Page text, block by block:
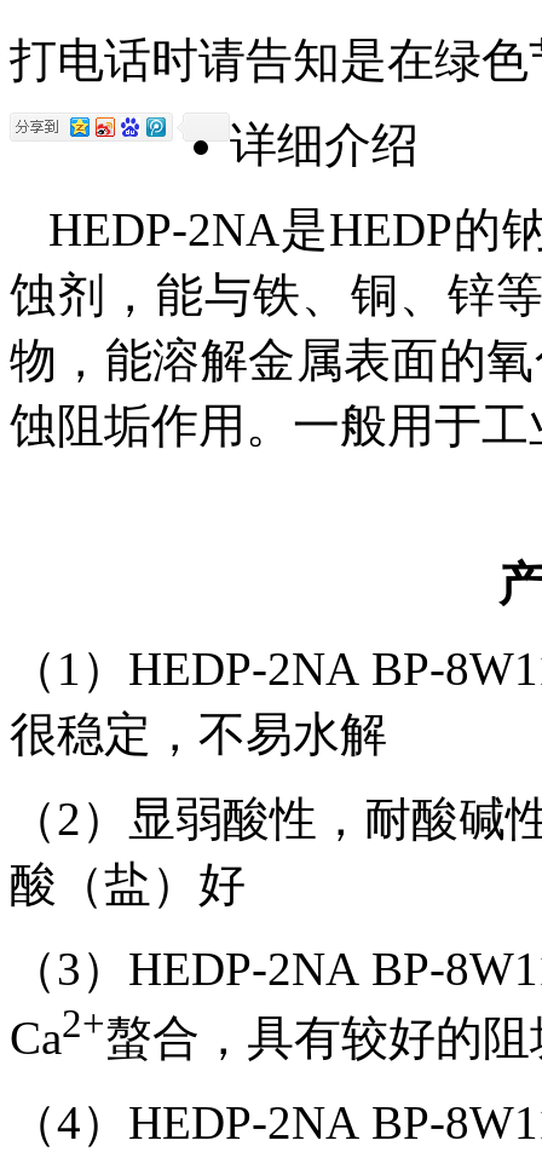
打电话时请告知是在绿
详细介绍
HEDP-2NA是HEDP的
蚀剂，能与铁、铜、锌
物，能溶解金属表面的
蚀阻垢作用。一般用于工
（ 1 ） HEDP-2NA BP-
很稳定，不易水解
（2）显弱酸性，耐酸碱
酸（盐）好
（3） HEDP-2NA BP-
Ca2+螯合，具有较好的
（4） HEDP-2NA BP-